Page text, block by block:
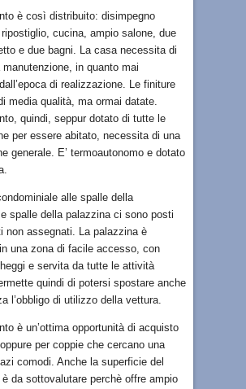
è così distribuito: disimpegno
ripostiglio, cucina, ampio salone, due
e due bagni. La casa necessita di
in quanto mai
di realizzazione. Le finiture
media qualità, ma ormai datate.
quindi, seppur dotato di tutte le
per essere abitato, necessita di una
generale. E’ termoautonomo e dotato
alle spalle della
spalle della palazzina ci sono posti
non assegnati. La palazzina è
una zona di facile accesso, con
e servita da tutte le attività
quindi di potersi spostare anche
l’obbligo di utilizzo della vettura.
è un’ottima opportunità di acquisto
per coppie che cercano una
comodi. Anche la superficie del
è da sottovalutare perchè offre ampio